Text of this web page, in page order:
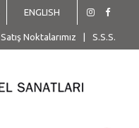
ENGLISH
Satış Noktalarımız S.S.S.